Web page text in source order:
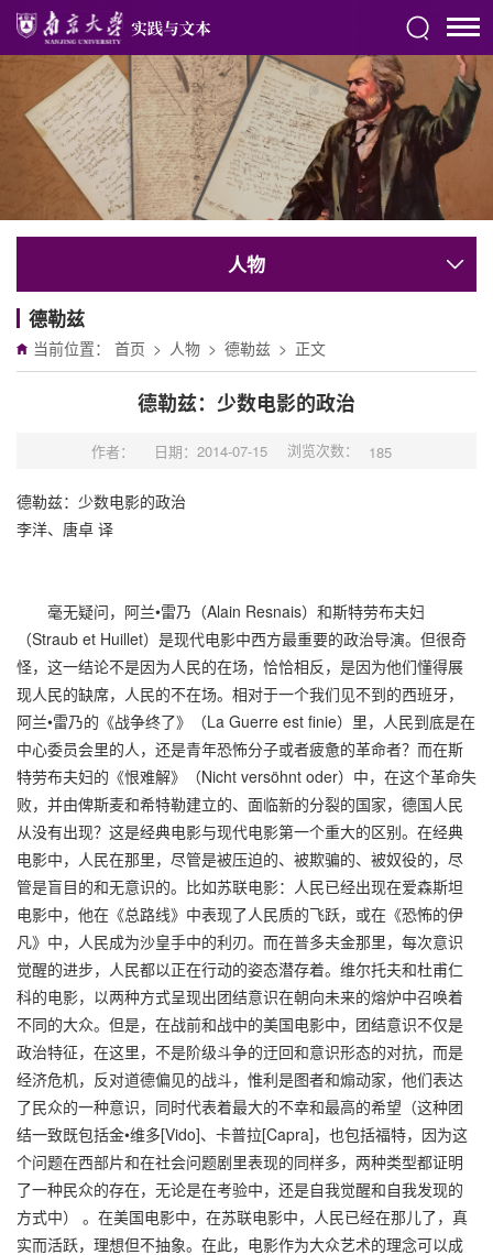
人物
德勒兹
当前位置： 首页 > 人物 > 德勒兹 > 正文
德勒兹：少数电影的政治
作者： 日期：2014-07-15 浏览次数： 185
德勒兹：少数电影的政治
李洋、唐卓 译
毫无疑问，阿兰•雷乃（Alain Resnais）和斯特劳布夫妇
（Straub et Huillet）是现代电影中西方最重要的政治导演。但很奇
怪，这一结论不是因为人民的在场，恰恰相反，是因为他们懂得展
现人民的缺席，人民的不在场。相对于一个我们见不到的西班牙，
阿兰•雷乃的《战争终了》（La Guerre est finie）里，人民到底是在
中心委员会里的人，还是青年恐怖分子或者疲惫的革命者？而在斯
特劳布夫妇的《恨难解》（Nicht versöhnt oder）中，在这个革命失
败，并由俾斯麦和希特勒建立的、面临新的分裂的国家，德国人民
从没有出现？这是经典电影与现代电影第一个重大的区别。在经典
电影中，人民在那里，尽管是被压迫的、被欺骗的、被奴役的，尽
管是盲目的和无意识的。比如苏联电影：人民已经出现在爱森斯坦
电影中，他在《总路线》中表现了人民质的飞跃，或在《恐怖的伊
凡》中，人民成为沙皇手中的利刃。而在普多夫金那里，每次意识
觉醒的进步，人民都以正在行动的姿态潜存着。维尔托夫和杜甫仁
科的电影，以两种方式呈现出团结意识在朝向未来的熔炉中召唤着
不同的大众。但是，在战前和战中的美国电影中，团结意识不仅是
政治特征，在这里，不是阶级斗争的迂回和意识形态的对抗，而是
经济危机，反对道德偏见的战斗，惟利是图者和煽动家，他们表达
了民众的一种意识，同时代表着最大的不幸和最高的希望（这种团
结一致既包括金•维多[Vido]、卡普拉[Capra]，也包括福特，因为这
个问题在西部片和在社会问题剧里表现的同样多，两种类型都证明
了一种民众的存在，无论是在考验中，还是自我觉醒和自我发现的
方式中） 。在美国电影中，在苏联电影中，人民已经在那儿了，真
实而活跃，理想但不抽象。在此，电影作为大众艺术的理念可以成